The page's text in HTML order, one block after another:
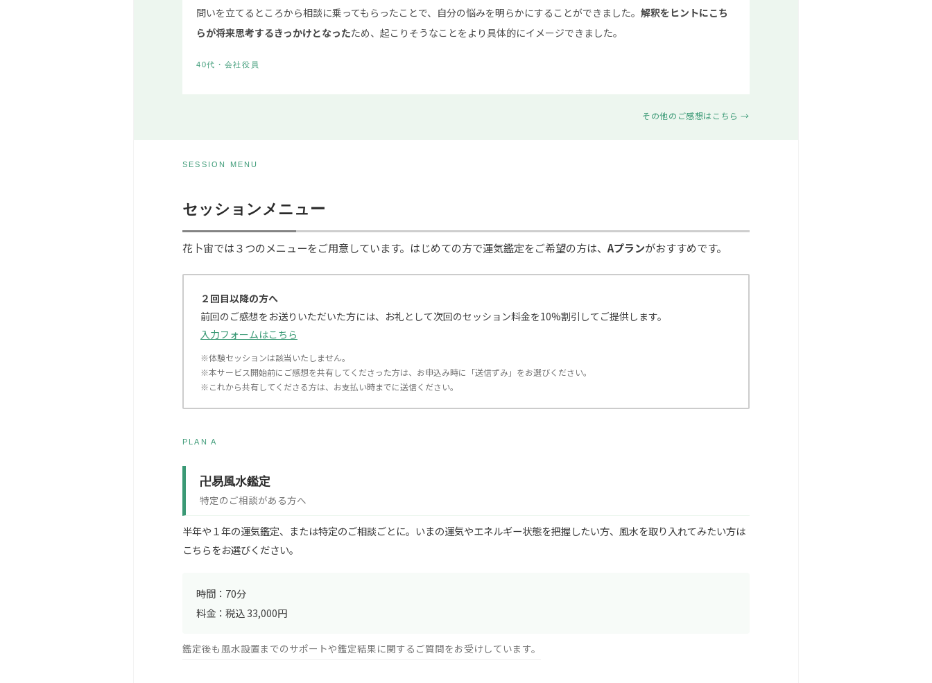
問いを立てるところから相談に乗ってもらったことで、自分の悩みを明らかにすることができました。 解釈をヒントにこち
らが将来思考するきっかけとなったため、起こりそうなことをより具体的にイメージできました。
40代・会社役員
その他のご感想はこちら →
SESSION MENU
セッションメニュー
花卜宙では３つのメニューをご用意しています。はじめての方で運気鑑定をご希望の方は、 Aプランがおすすめです。
２回目以降の方へ
前回のご感想をお送りいただいた方には、お礼として次回のセッション料金を10%割引してご提供します。
入力フォームはこちら
※体験セッションは該当いたしません。
※本サービス開始前にご感想を共有してくださった方は、お申込み時に「送信ずみ」をお選びください。
※これから共有してくださる方は、お支払い時までに送信ください。
PLAN A
卍易風水鑑定
特定のご相談がある方へ
半年や１年の運気鑑定、または特定のご相談ごとに。いまの運気やエネルギー状態を把握したい方、風水を取り入れてみたい方は
こちらをお選びください。
時間：70分
料金：税込 33,000円
鑑定後も風水設置までのサポートや鑑定結果に関するご質問をお受けしています。